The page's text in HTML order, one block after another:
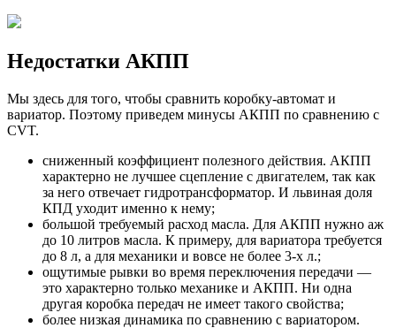
Недостатки АКПП
Мы здесь для того, чтобы сравнить коробку-автомат и
вариатор. Поэтому приведем минусы АКПП по сравнению с
CVT.
сниженный коэффициент полезного действия. АКПП
характерно не лучшее сцепление с двигателем, так как
за него отвечает гидротрансформатор. И львиная доля
КПД уходит именно к нему;
большой требуемый расход масла. Для АКПП нужно аж
до 10 литров масла. К примеру, для вариатора требуется
до 8 л, а для механики и вовсе не более 3-х л.;
ощутимые рывки во время переключения передачи —
это характерно только механике и АКПП. Ни одна
другая коробка передач не имеет такого свойства;
более низкая динамика по сравнению с вариатором.